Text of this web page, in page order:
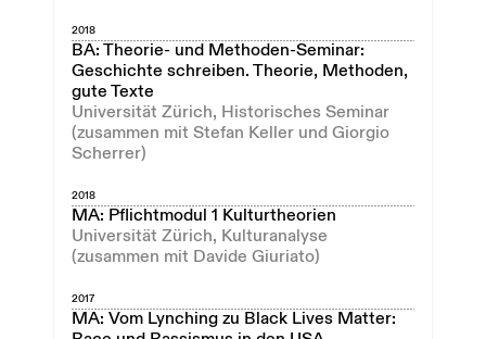
2018
BA: Theorie- und Methoden-Seminar:
Geschichte schreiben. Theorie, Methoden,
gute Texte
Universität Zürich, Historisches Seminar
(zusammen mit Stefan Keller und Giorgio
Scherrer)
2018
MA: Pflichtmodul 1 Kulturtheorien
Universität Zürich, Kulturanalyse
(zusammen mit Davide Giuriato)
2017
MA: Vom Lynching zu Black Lives Matter: